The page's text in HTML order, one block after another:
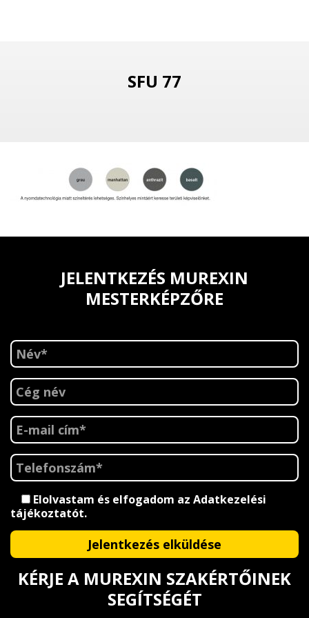
SFU 77
JELENTKEZÉS MUREXIN
MESTERKÉPZŐRE
Elolvastam és elfogadom az Adatkezelési
tájékoztatót.
KÉRJE A MUREXIN SZAKÉRTŐINEK
SEGÍTSÉGÉT